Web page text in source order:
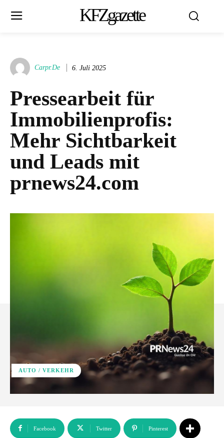
KFZgazette
Carpr.de 6. Juli 2025
Pressearbeit für
Immobilienprofis:
Mehr Sichtbarkeit
und Leads mit
prnews24.com
AUTO / VERKEHR
Facebook Twitter Pinterest